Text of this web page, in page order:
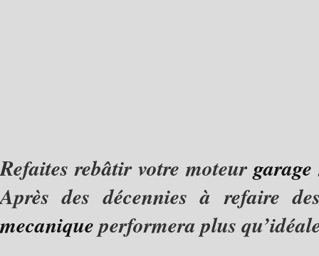
Refaites rebâtir votre moteur
Après des décennies à refaire
mecaniqueperformera plus